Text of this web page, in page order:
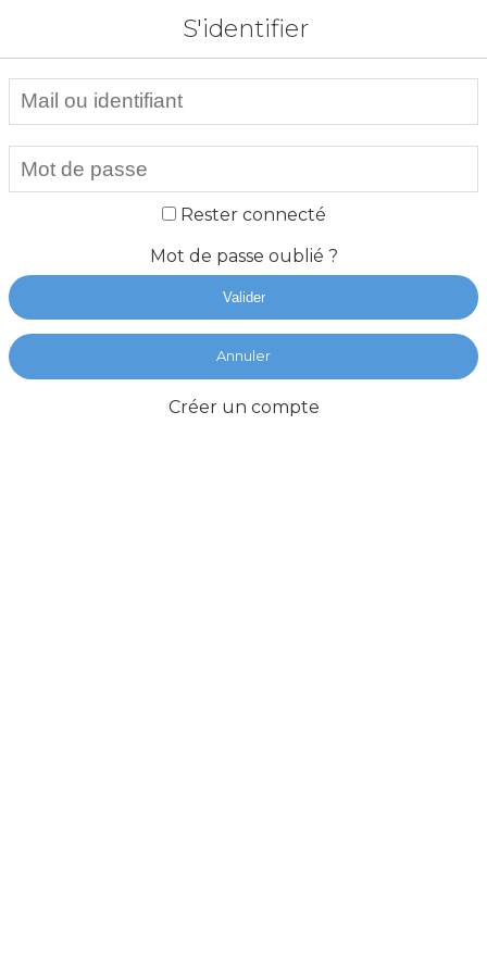
S'identifier
Rester connecté
Mot de passe oublié ?
Valider
Annuler
Créer un compte